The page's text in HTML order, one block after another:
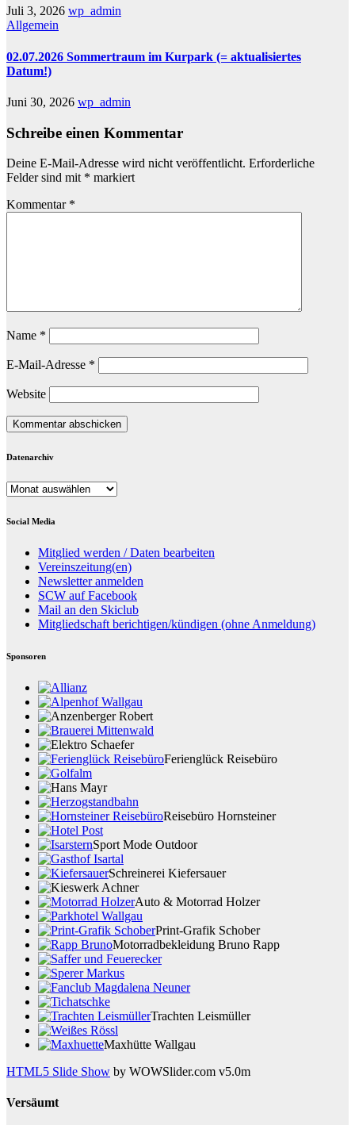
Juli 3, 2026 wp_admin
Allgemein
02.07.2026 Sommertraum im Kurpark (= aktualisiertes
Datum!)
Juni 30, 2026 wp_admin
Schreibe einen Kommentar
Deine E-Mail-Adresse wird nicht veröffentlicht. Erforderliche
Felder sind mit * markiert
Kommentar *
Name *
E-Mail-Adresse *
Website
Datenarchiv
Datenarchiv
Social Media
Mitglied werden / Daten bearbeiten
Vereinszeitung(en)
Newsletter anmelden
SCW auf Facebook
Mail an den Skiclub
Mitgliedschaft berichtigen/kündigen (ohne Anmeldung)
Sponsoren
Ferienglück Reisebüro
Reisebüro Hornsteiner
Sport Mode Outdoor
Schreinerei Kiefersauer
Auto & Motorrad Holzer
Print-Grafik Schober
Motorradbekleidung Bruno Rapp
Trachten Leismüller
Maxhütte Wallgau
HTML5 Slide Show by WOWSlider.com v5.0m
Versäumt